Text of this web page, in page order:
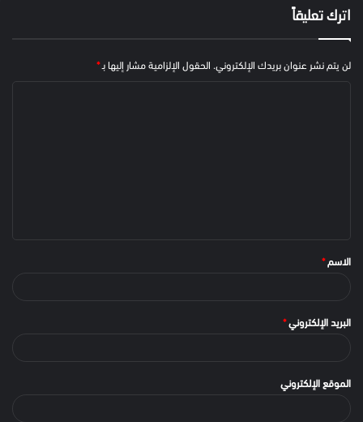
اترك تعليقاً
لن يتم نشر عنوان بريدك الإلكتروني. الحقول الإلزامية مشار إليها بـ*
الاسم*
البريد الإلكتروني*
الموقع الإلكتروني